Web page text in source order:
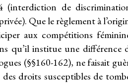
(interdiction de
Que le règlement à
aux compétitions
qu’il institue une différence
(§§160-162), ne faisait
droits susceptibles de